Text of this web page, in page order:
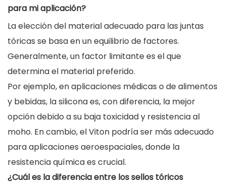
para mi aplicación?
La elección del material adecuado para las juntas
tóricas se basa en un equilibrio de factores.
Generalmente, un factor limitante es el que
determina el material preferido.
Por ejemplo, en aplicaciones médicas o de alimentos
y bebidas, la silicona es, con diferencia, la mejor
opción debido a su baja toxicidad y resistencia al
moho. En cambio, el Viton podría ser más adecuado
para aplicaciones aeroespaciales, donde la
resistencia química es crucial.
¿Cuál es la diferencia entre los sellos tóricos